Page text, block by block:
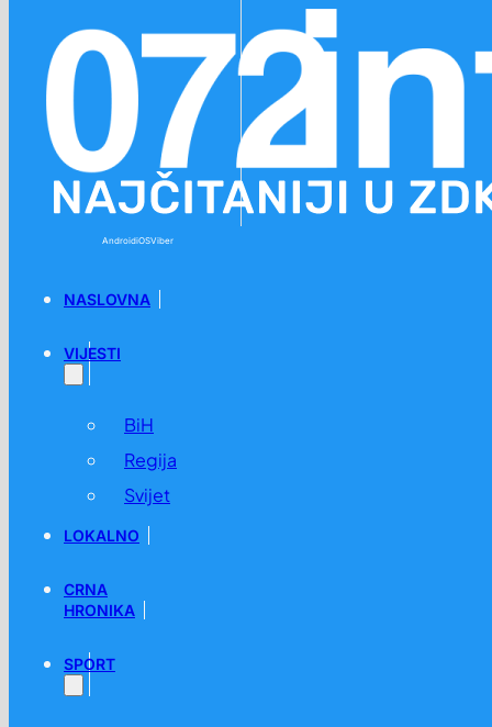
AndroidiOSViber
NASLOVNA
VIJESTI
BiH
Regija
Svijet
LOKALNO
CRNA
HRONIKA
SPORT